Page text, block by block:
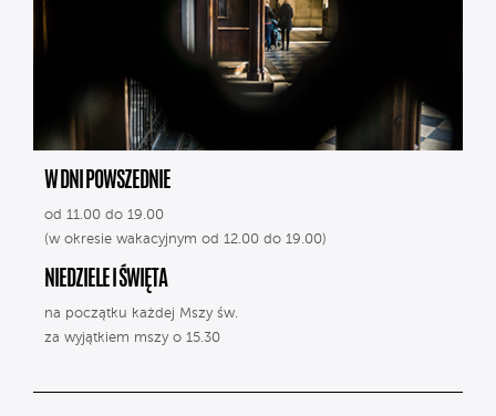
W DNI POWSZEDNIE
od 11.00 do 19.00
(w okresie wakacyjnym od 12.00 do 19.00)
NIEDZIELE I ŚWIĘTA
na początku każdej Mszy św.
za wyjątkiem mszy o 15.30